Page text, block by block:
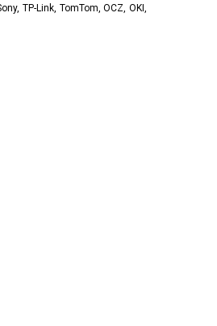
TP-Link, TomTom, OCZ, OKI,